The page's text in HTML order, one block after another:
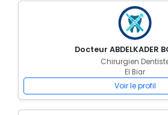
Docteur ABDELKADER
Chirurgien
El Biar
Voir le profil